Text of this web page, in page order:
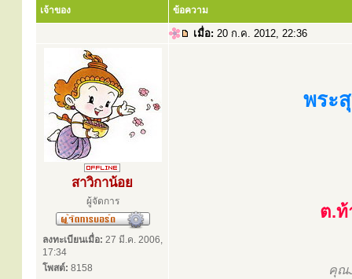
เจ้าของ ข้อความ
เมื่อ: 20 ก.ค. 2012, 22:36
สาวิกาน้อย
ผู้จัดการ
ลงทะเบียนเมื่อ: 27 มี.ค. 2006,
17:34
โพสต์: 8158
พระ
ต.ท้
คุณ